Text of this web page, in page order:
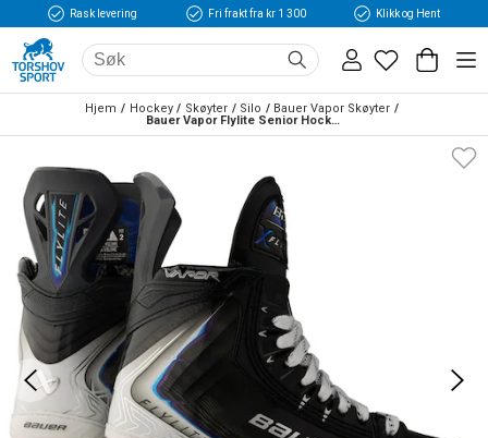
Rask levering Fri frakt fra kr 1 300 Klikk og Hent
Hjem Hockey Skøyter Silo
Bauer Vapor Skøyter
Bauer Vapor Flylite Senior Hockeyskøyte